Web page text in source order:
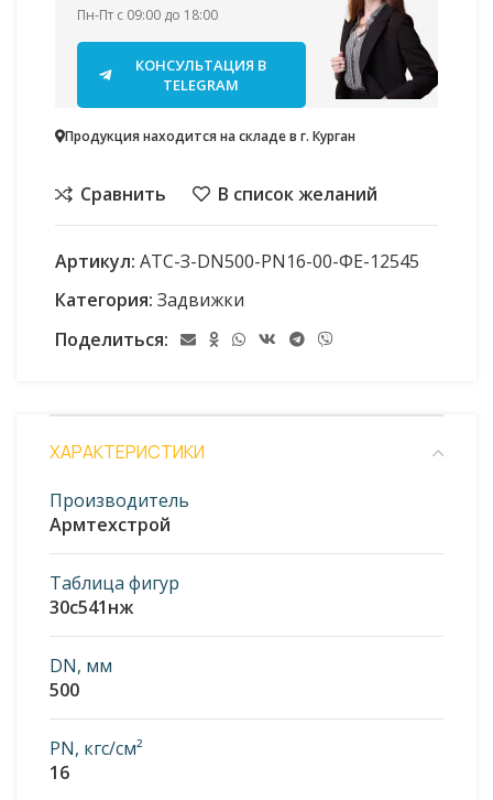
Пн-Пт с 09:00 до 18:00
КОНСУЛЬТАЦИЯ В
TELEGRAM
Продукция находится на складе в г. Курган
Сравнить В список желаний
Артикул: АТС-З-DN500-PN16-00-ФЕ-12545
Категория: Задвижки
Поделиться:
ХАРАКТЕРИСТИКИ
Производитель
Армтехстрой
Таблица фигур
30с541нж
DN, мм
500
PN, кгс/см²
16